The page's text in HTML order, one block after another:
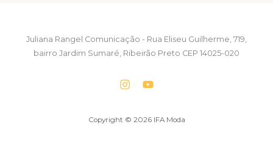
Juliana Rangel Comunicação - Rua Eliseu Guilherme, 719,
bairro Jardim Sumaré, Ribeirão Preto CEP 14025-020
Copyright © 2026 IFA Moda